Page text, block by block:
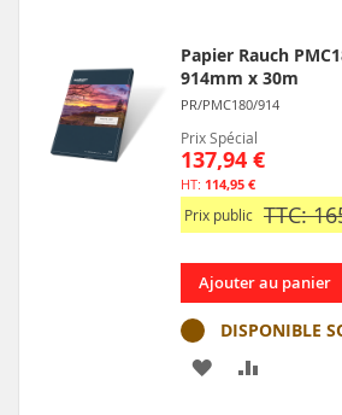
Papier Rauch
914mm x 30m
PR/PMC180/914
Prix Spécial
137,94 €
114,95 €
Prix public TTC:
Ajouter au panier
DISPONIBLE
AJOUTER